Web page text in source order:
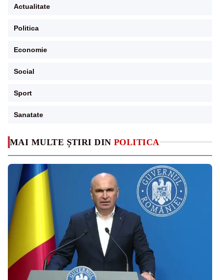
MAI MULTE ȘTIRI DIN POLITICA
Actualitate
Politica
Economie
Social
Sport
Sanatate